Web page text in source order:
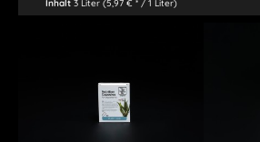
Inhalt 3 Liter (5,97 € * / 1 Liter)